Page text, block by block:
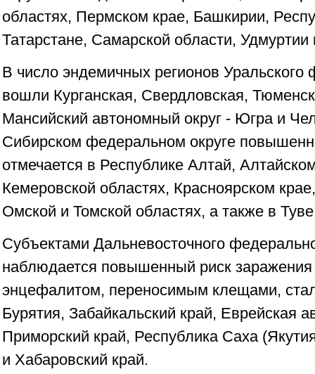
областях, Пермском крае, Башкирии,
Татарстане, Самарской области, Удмуртии
В число эндемичных регионов Уральского
вошли Курганская, Свердловская,
Мансийский автономный округ - Югра и
Сибирском федеральном округе
отмечается в Республике Алтай,
Кемеровской областях, Красноярском
Омской и Томской областях, а также в
Субъектами Дальневосточного
наблюдается повышенный риск
энцефалитом, переносимым клещами,
Бурятия, Забайкальский край, Еврейская
Приморский край, Республика Саха
и Хабаровский край.